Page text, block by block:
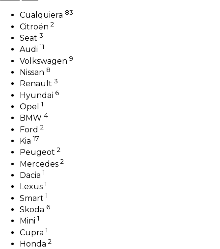
Cualquiera 83
Citroën 2
Seat 3
Audi 11
Volkswagen 9
Nissan 8
Renault 3
Hyundai 6
Opel 1
BMW 4
Ford 2
Kia 17
Peugeot 2
Mercedes 2
Dacia 1
Lexus 1
Smart 1
Skoda 6
Mini 1
Cupra 1
Honda 2